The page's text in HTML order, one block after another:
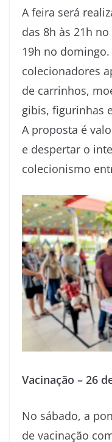
A feira será
das 8h às 21h
19h no
colecionadores
de carrinhos,
gibis, figurinhas
A proposta é
e despertar o
colecionismo
Vacinação – 26
No sábado, a
de vacinação